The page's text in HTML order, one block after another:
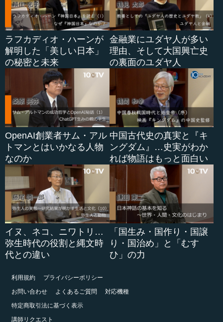
ラフカディオ・ハーンが
解明した「美しい日本」
の秘密と未来
金融業にユダヤ人が多い
理由、そして大国興亡史
の裏面のユダヤ人
OpenAI創業者サム・アル
トマンとはいかなる人物
なのか
中国古代史の真実と『キ
ングダム』…史実がわか
れば物語はもっと面白い
イヌ、ネコ、ニワトリ…
弥生時代の役割と縄文時
代との違い
「国生み・国作り・国譲
り・国治め」と「むす
ひ」の力
利用規約
プライバシーポリシー
お問い合わせ
よくあるご質問
対応機種
特定商取引法に基づく表示
講師リクエスト